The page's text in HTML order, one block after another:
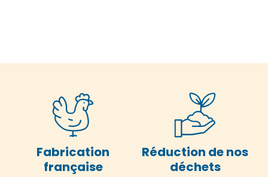
Fabrication
française
Réduction de nos
déchets